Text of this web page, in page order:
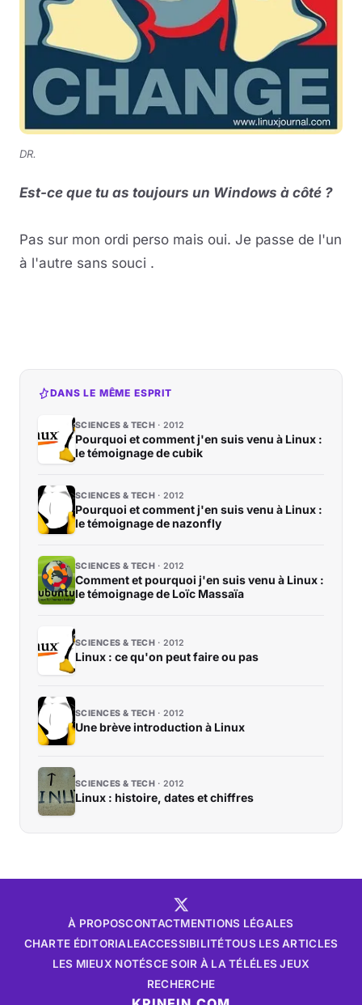
DR.
Est-ce que tu as toujours un Windows à côté ?
Pas sur mon ordi perso mais oui. Je passe de l'un
à l'autre sans souci .
DANS LE MÊME ESPRIT
SCIENCES & TECH 2012
Pourquoi et comment j'en suis venu à Linux :
le témoignage de cubik
SCIENCES & TECH 2012
Pourquoi et comment j'en suis venu à Linux :
le témoignage de nazonfly
SCIENCES & TECH 2012
Comment et pourquoi j'en suis venu à Linux :
le témoignage de Loïc Massaïa
SCIENCES & TECH 2012
Linux : ce qu'on peut faire ou pas
SCIENCES & TECH 2012
Une brève introduction à Linux
SCIENCES & TECH 2012
Linux : histoire, dates et chiffres
À PROPOSCONTACTMENTIONS LÉGALES
CHARTE ÉDITORIALEACCESSIBILITÉTOUS LES ARTICLES
LES MIEUX NOTÉSCE SOIR À LA TÉLÉLES JEUX
RECHERCHE